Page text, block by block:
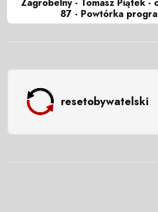
87 - Powtórka
resetobywatelski